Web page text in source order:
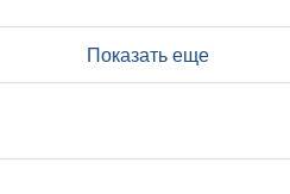
Показать еще